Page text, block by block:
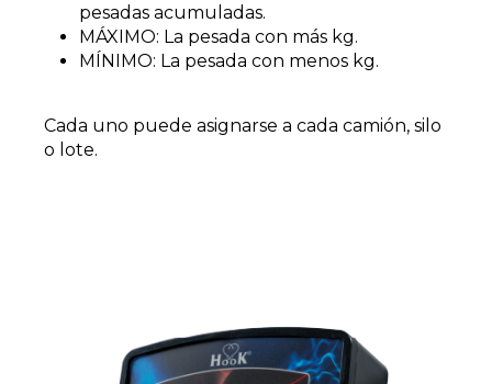
pesadas acumuladas.
MÁXIMO: La pesada con más kg.
MÍNIMO: La pesada con menos kg.
Cada uno puede asignarse a cada camión, silo
o lote.